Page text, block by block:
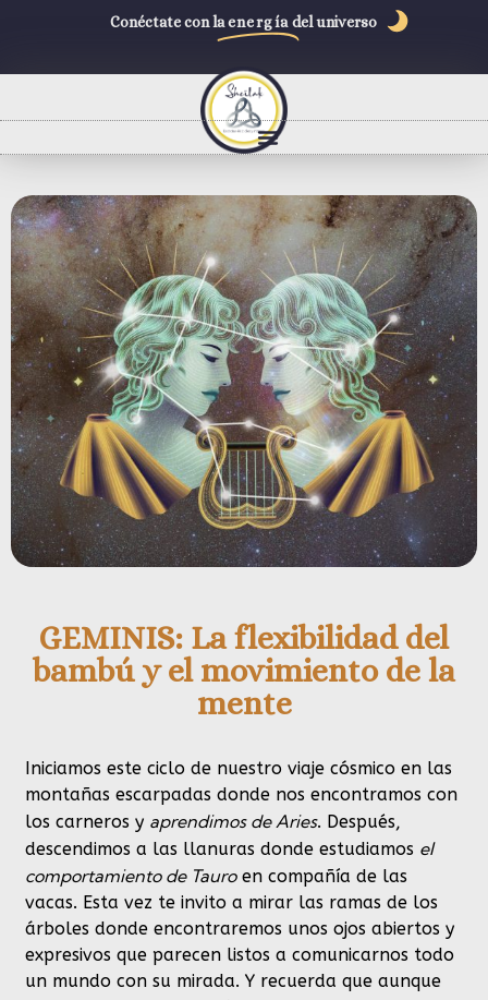
Conéctate con la energía del universo
GEMINIS: La flexibilidad del
bambú y el movimiento de la
mente
Iniciamos este ciclo de nuestro viaje cósmico en las
montañas escarpadas donde nos encontramos con
los carneros y aprendimos de Aries. Después,
descendimos a las llanuras donde estudiamos el
comportamiento de Tauro en compañía de las
vacas. Esta vez te invito a mirar las ramas de los
árboles donde encontraremos unos ojos abiertos y
expresivos que parecen listos a comunicarnos todo
un mundo con su mirada. Y recuerda que aunque